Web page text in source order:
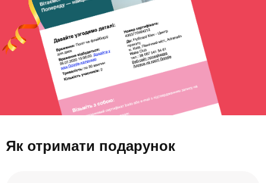
Як отримати подарунок